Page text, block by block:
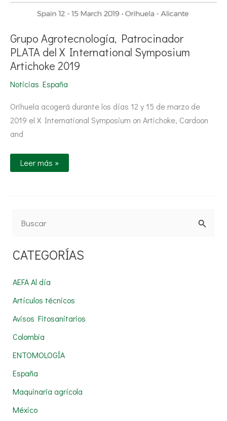
Grupo Agrotecnología, Patrocinador
PLATA del X International Symposium
Artichoke 2019
Noticias España
Orihuela acogerá durante los días 12 y 15 de marzo de
2019 el X International Symposium on Artichoke, Cardoon
and
Leer más »
s
r
p
o
r
:
CATEGORÍAS
AEFA Al día
Artículos técnicos
Avisos Fitosanitarios
Colombia
ENTOMOLOGÍA
España
Maquinaria agrícola
México